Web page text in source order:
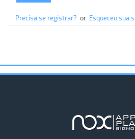
Precisa se registrar? or Esqueceu sua